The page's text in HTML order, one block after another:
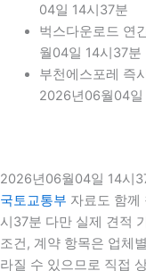
04일 14시37분
벅스다운로드 연
월04일 14시37분
부천에스포레 즉
2026년06월04일
2026년06월04일 14시
국토교통부 자료도 함
시37분 다만 실제 견적
조건, 계약 항목은 업체
라질 수 있으므로 직접